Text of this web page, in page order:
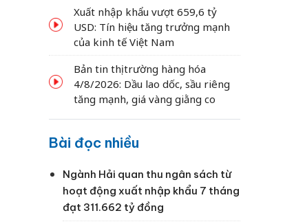
Xuất nhập khẩu vượt 659,6 tỷ
USD: Tín hiệu tăng trưởng mạnh
của kinh tế Việt Nam
Bản tin thị trường hàng hóa
4/8/2026: Dầu lao dốc, sầu riêng
tăng mạnh, giá vàng giằng co
Bài đọc nhiều
Ngành Hải quan thu ngân sách từ
hoạt động xuất nhập khẩu 7 tháng
đạt 311.662 tỷ đồng